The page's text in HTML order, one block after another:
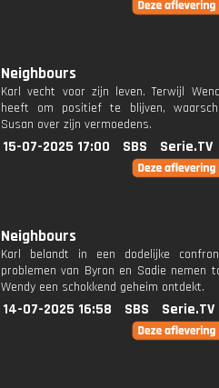
Neighbours
Karl vecht voor zijn leven. Terwijl
heeft om positief te blijven,
Susan over zijn vermoedens.
15-07-2025 17:00 SBS Serie.TV
Neighbours
Karl belandt in een dodelijke
problemen van Byron en Sadie nemen
Wendy een schokkend geheim ontdekt.
14-07-2025 16:58 SBS Serie.TV